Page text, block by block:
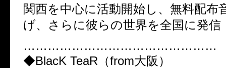
関西を中心に活動開始し、無料配布
げ、さらに彼らの世界を全国に発信
…………………………………………
◆BlacK TeaR（from大阪）